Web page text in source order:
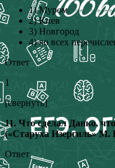
1) Муром
2) Киев
3) Новгород
4) во всех
Ответ
1
[свернуть]
11. Что сделал Данко,
(«Старуха Изергиль» М.
Ответ